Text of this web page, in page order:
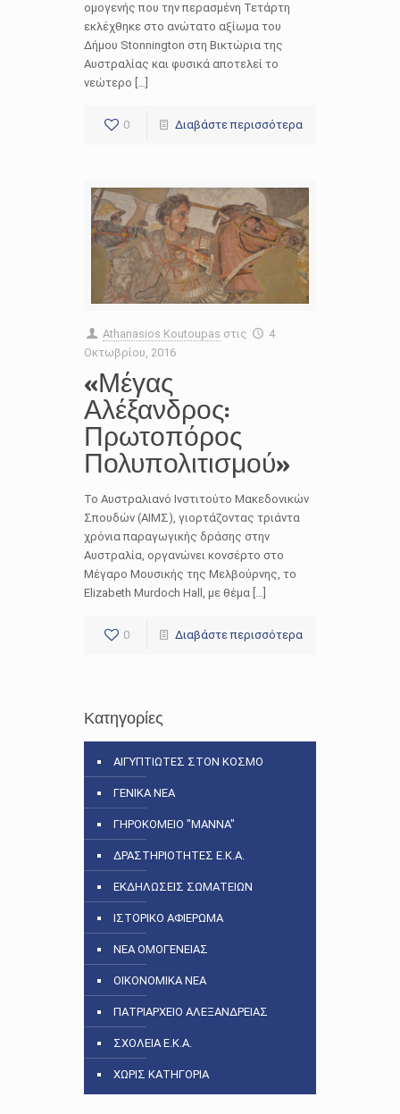
ομογενής που την περασμένη Τετάρτη
εκλέχθηκε στο ανώτατο αξίωμα του
Δήμου Stonnington στη Βικτώρια της
Αυστραλίας και φυσικά αποτελεί το
νεώτερο […]
0 Διαβάστε περισσότερα
Athanasios Koutoupas στις
4
Οκτωβρίου, 2016
«Μέγας
Αλέξανδρος:
Πρωτοπόρος
Πολυπολιτισμού»
To Αυστραλιανό Ινστιτούτο Μακεδονικών
Σπουδών (ΑΙΜΣ), γιορτάζοντας τριάντα
χρόνια παραγωγικής δράσης στην
Αυστραλία, οργανώνει κονσέρτο στο
Μέγαρο Μουσικής της Μελβούρνης, το
Elizabeth Murdoch Hall, με θέμα […]
0 Διαβάστε περισσότερα
Κατηγορίες
ΑΙΓΥΠΤΙΩΤΕΣ ΣΤΟΝ ΚΟΣΜΟ
ΓΕΝΙΚΑ ΝΕΑ
ΓΗΡΟΚΟΜΕΙΟ "ΜΑΝΝΑ"
ΔΡΑΣΤΗΡΙΟΤΗΤΕΣ Ε.Κ.Α.
ΕΚΔΗΛΩΣΕΙΣ ΣΩΜΑΤΕΙΩΝ
ΙΣΤΟΡΙΚΟ ΑΦΙΕΡΩΜΑ
ΝΕΑ ΟΜΟΓΕΝΕΙΑΣ
ΟΙΚΟΝΟΜΙΚΑ ΝΕΑ
ΠΑΤΡΙΑΡΧΕΙΟ ΑΛΕΞΑΝΔΡΕΙΑΣ
ΣΧΟΛΕΙΑ Ε.Κ.Α.
ΧΩΡΙΣ ΚΑΤΗΓΟΡΙΑ